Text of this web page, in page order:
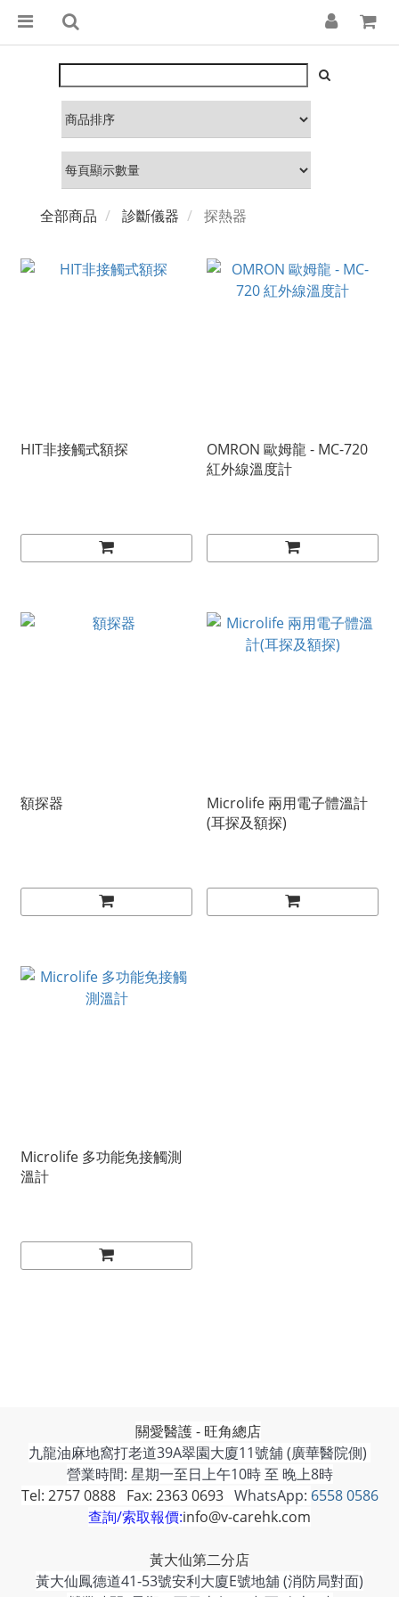
全部商品 診斷儀器 探熱器
HIT非接觸式額探
OMRON 歐姆龍 - MC-720
紅外線溫度計
額探器
Microlife 兩用電子體溫計
(耳探及額探)
Microlife 多功能免接觸測
溫計
關愛醫護 - 旺角總店
九龍油麻地窩打老道39A翠園大廈11號舖 (廣華醫院側)
營業時間: 星期一至日上午10時 至 晚上8時
Tel: 2757 0888 Fax: 2363 0693WhatsApp: 6558 0586
查詢/索取報價:info@v-carehk.com
黃大仙第二分店
黃大仙鳳德道41-53號安利大廈E號地舖 (消防局對面)